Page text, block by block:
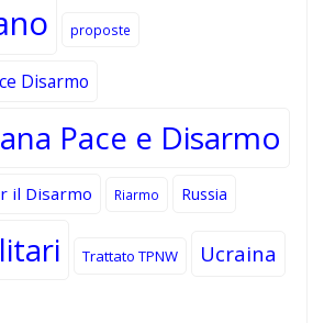
proposte
Disarmo
Pace e Disarmo
il Disarmo Riarmo Russia
Trattato TPNW Ucraina